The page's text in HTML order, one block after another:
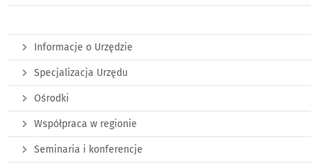
Informacje o Urzędzie
Specjalizacja Urzędu
Ośrodki
Współpraca w regionie
Seminaria i konferencje